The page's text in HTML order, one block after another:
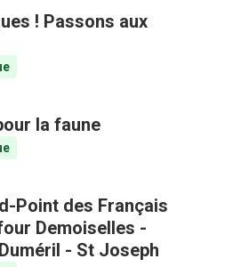
! Passons aux
la faune
Point des Français
Demoiselles -
- St Joseph